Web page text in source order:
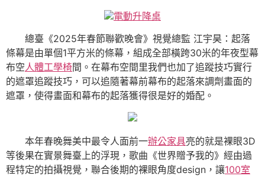
電動升降桌
總臺《2025年春節聯歡晚會》視覺總監 江宇昊：起落
條幕是由單個1平方米的條幕，組成全部橫跨30米的年夜型幕
布空人體工學椅間。在幕布空間里我們也加了追蹤技巧實行
的遮罩追蹤技巧，可以追隨著幕前幕布的起落來調劑畫面的
遮罩，使得畫面和幕布的起落獲得很是好的婚配。
本年春晚舞美中最令人面前一辦公家具亮的就是裸眼3D
等後果在實景舞臺上的浮現，歌曲《世界贈予我的》經由過
程特定的拍攝視覺，聯合後期的裸眼角度design，讓100室